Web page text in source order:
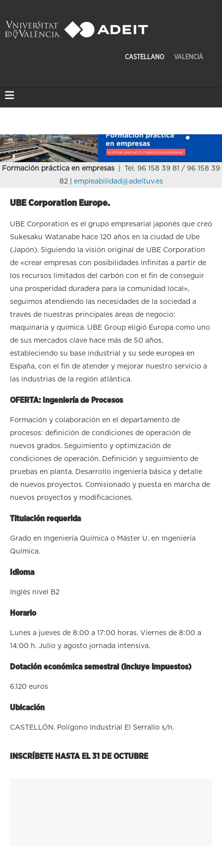
CASTELLANO VALENCIÀ
Formación práctica en empresas
| Tel. 96 158 39 81 / 96 158 39
82 | empleabilidad@adeituv.es
UBE Corporation Europe.
UBE Corporation es el grupo empresarial japonés que creó
Sukesaku Watanabe hace 120 años en la ciudad de Ube
(Japón). Siguiendo la visión original de UBE Corporation
de «crear empresas con posibilidades infinitas a partir de
los recursos limitados del carbón con el fin de conseguir
una prosperidad duradera para la comunidad local»,
seguimos atendiendo las necesidades de la sociedad a
través de nuestras principales áreas de negocio:
maquinaria y química. UBE Group eligió Europa como uno
de sus mercados clave hace más de 50 años,
estableciendo su base industrial y su sede europea en
España, con el fin de atender y mejorar nuestro servicio a
las industrias de la región atlántica.
OFERTA: Ingeniería de Procesos
Formación y colaboración en el departamento de
procesos: definición de condiciones de operación de
nuevos grados. Seguimiento y optimización de
condiciones de operación. Definición y seguimiento de
pruebas en planta. Desarrollo ingeniería básica y detalle
de nuevos proyectos. Comisionado y puesta en marcha de
nuevos proyectos y modificaciones.
Titulación requerida
Grado en Ingeniería Química o Máster U. en Ingeniería
Química.
Idioma
Inglés nivel B2
Horario
Lunes a jueves de 8:00 a 17:00 horas. Viernes de 8:00 a
14:00 h. Julio y agosto jornada intensiva.
Dotación económica semestral (incluye impuestos)
6.120 euros
Ubicación
CASTELLÓN. Polígono Industrial El Serrallo s/n.
INSCRÍBETE HASTA EL31 DE OCTUBRE